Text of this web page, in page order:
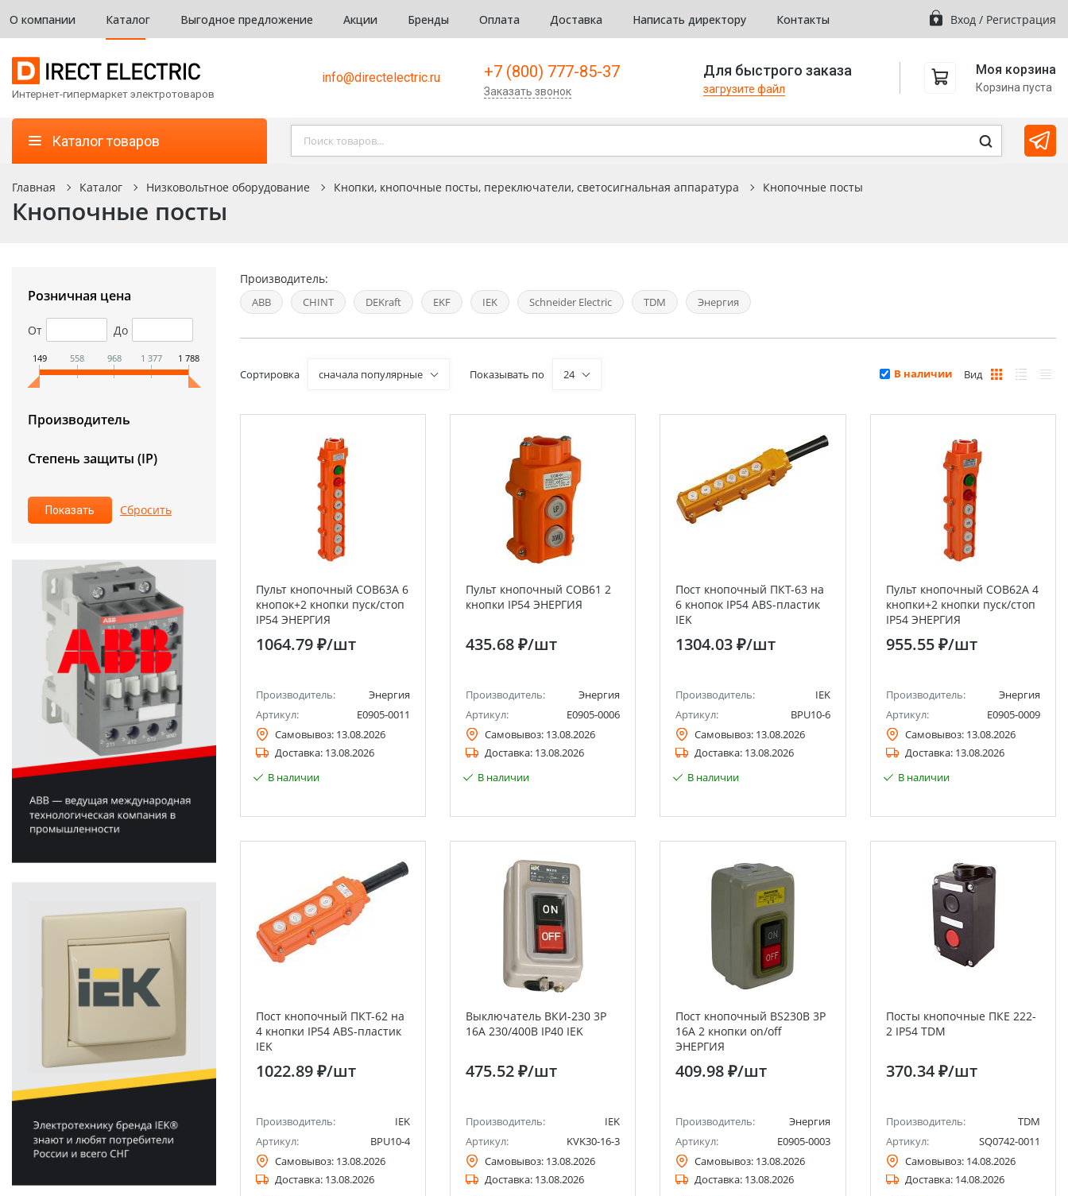
О компании Каталог Выгодное предложение Акции Бренды Оплата Доставка Написать директору Контакты Вход / Регистрация
Интернет-гипермаркет электротоваров
info@directelectric.ru +7 (800) 777-85-37
Заказать звонок
Для быстрого заказа
загрузите файл
Моя корзина
Корзина пуста
Каталог товаров
Главная Каталог Низковольтное оборудование Кнопки, кнопочные посты, переключатели, светосигнальная аппаратура Кнопочные посты
Кнопочные посты
Розничная цена
От До
149 558 968 1 377 1 788
Производитель
Степень защиты (IP)
Производитель:
ABB CHINT DEKraft EKF IEK Schneider Electric TDM Энергия
Сортировка сначала популярные Показывать по 24 В наличии Вид
Пульт кнопочный COB63A 6
кнопок+2 кнопки пуск/стоп
IP54 ЭНЕРГИЯ
1064.79 ₽/шт
Производитель:
Энергия
Артикул:
Е0905-0011
Самовывоз: 13.08.2026
Доставка: 13.08.2026
В наличии
Пульт кнопочный COB61 2
кнопки IP54 ЭНЕРГИЯ
435.68 ₽/шт
Производитель:
Энергия
Артикул:
Е0905-0006
Самовывоз: 13.08.2026
Доставка: 13.08.2026
В наличии
Пост кнопочный ПКТ-63 на
6 кнопок IP54 ABS-пластик
IEK
1304.03 ₽/шт
Производитель:
IEK
Артикул:
BPU10-6
Самовывоз: 13.08.2026
Доставка: 13.08.2026
В наличии
Пульт кнопочный COB62A 4
кнопки+2 кнопки пуск/стоп
IP54 ЭНЕРГИЯ
955.55 ₽/шт
Производитель:
Энергия
Артикул:
Е0905-0009
Самовывоз: 13.08.2026
Доставка: 13.08.2026
В наличии
Пост кнопочный ПКТ-62 на
4 кнопки IP54 ABS-пластик
IEK
1022.89 ₽/шт
Производитель:
IEK
Артикул:
BPU10-4
Самовывоз: 13.08.2026
Доставка: 13.08.2026
Выключатель ВКИ-230 3Р
16А 230/400В IP40 IEK
475.52 ₽/шт
Производитель:
IEK
Артикул:
KVK30-16-3
Самовывоз: 13.08.2026
Доставка: 13.08.2026
Пост кнопочный BS230B 3P
16A 2 кнопки on/off
ЭНЕРГИЯ
409.98 ₽/шт
Производитель:
Энергия
Артикул:
Е0905-0003
Самовывоз: 13.08.2026
Доставка: 13.08.2026
Посты кнопочные ПКЕ 222-
2 IP54 TDM
370.34 ₽/шт
Производитель:
TDM
Артикул:
SQ0742-0011
Самовывоз: 14.08.2026
Доставка: 14.08.2026